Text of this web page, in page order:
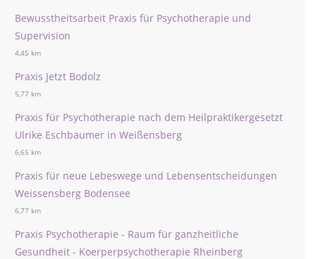
Bewusstheitsarbeit Praxis für Psychotherapie und
Supervision
4,45 km
Praxis Jetzt Bodolz
5,77 km
Praxis für Psychotherapie nach dem Heilpraktikergesetzt
Ulrike Eschbaumer in Weißensberg
6,65 km
Praxis für neue Lebeswege und Lebensentscheidungen
Weissensberg Bodensee
6,77 km
Praxis Psychotherapie - Raum für ganzheitliche
Gesundheit - Koerperpsychotherapie Rheinberg